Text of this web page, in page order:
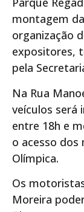
montagem
organização
expositores,
pela
Na Rua
veículos será
entre 18h e
o acesso dos
Olímpica.
Os
Moreira